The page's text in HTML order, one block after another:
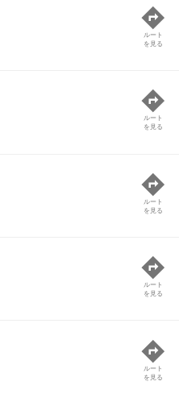
ルート
を見る
ルート
を見る
ルート
を見る
ルート
を見る
ルート
を見る